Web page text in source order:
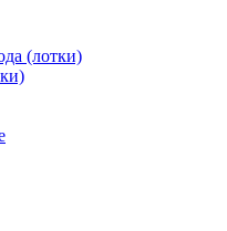
(лотки)